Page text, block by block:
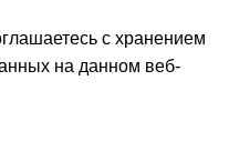
с хранением
на данном веб-